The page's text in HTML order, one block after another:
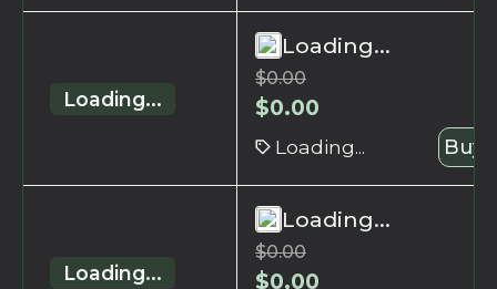
Loading...
Loading...
$0.00
$0.00
Loading... Buy
Loading...
Loading...
$0.00
$0.00